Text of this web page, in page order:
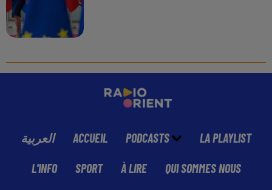
العربية ACCUEIL PODCASTS LA PLAYLIST
L'INFO SPORT À LIRE QUI SOMMES NOUS